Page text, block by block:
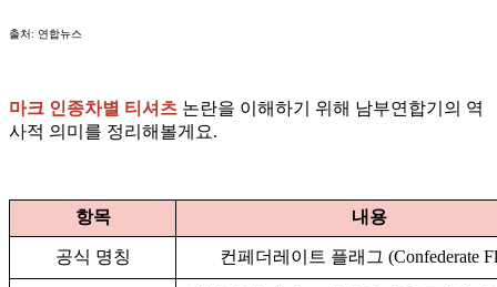
출처: 연합뉴스
마크 인종차별 티셔츠 논란을 이해하기 위해 남부연합기의 역
사적 의미를 정리해볼게요.
항목 내용
공식 명칭 컨페더레이트 플래그 (Confederate